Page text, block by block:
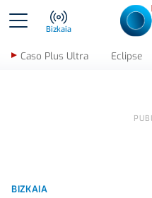
Bizkaia
Caso Plus Ultra Eclipse
BIZKAIA